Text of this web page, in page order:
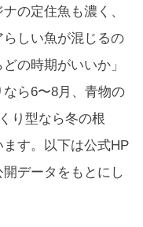
の定住魚も濃く、
しい魚が混じるの
の時期がいいか」
ら6〜8月、青物の
り型なら冬の根
す。以下は公式HP
データをもとにし